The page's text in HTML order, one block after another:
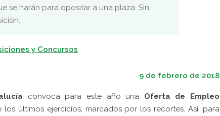
se harán para opositar a una plaza. Sin
y Concursos
9 de febrero de 2018
convoca para este año una Oferta de Empleo
los últimos ejercicios, marcados por los recortes. Así, para